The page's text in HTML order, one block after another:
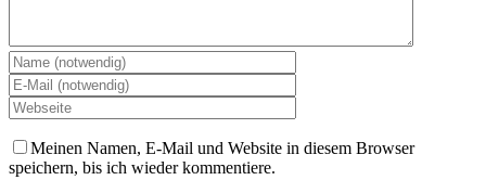
Meinen Namen, E-Mail und Website in diesem Browser
speichern, bis ich wieder kommentiere.